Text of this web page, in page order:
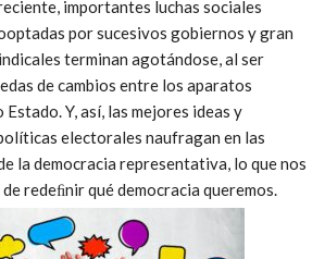
importantes luchas sociales
por sucesivos gobiernos y gran
terminan agotándose, al ser
de cambios entre los aparatos
Y, así, las mejores ideas y
electorales naufragan en las
la democracia representativa, lo que nos
redeﬁnir qué democracia queremos.